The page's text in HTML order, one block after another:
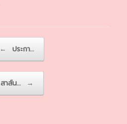
← ประกา…
สาส์น… →